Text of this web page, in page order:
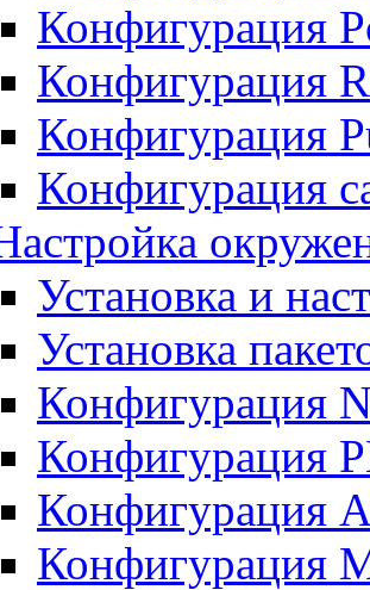
Конфигурация
Конфигурация
Конфигурация
Конфигурация
Установка и
Установка
Конфигурация
Конфигурация
Конфигурация
Конфигурация